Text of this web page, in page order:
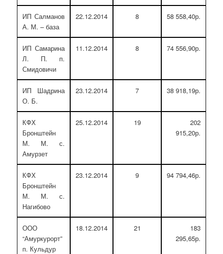
ИП Салманов
А. М. – база
22.12.2014 8 58 558,40р.
ИП Самарина
Л. П. п.
Смидовичи
11.12.2014 8 74 556,90р.
ИП Шадрина
О. Б.
23.12.2014 7 38 918,19р.
КФХ
Бронштейн
М. М. с.
Амурзет
25.12.2014 19
202
915,20р.
КФХ
Бронштейн
М. М. с.
Нагибово
23.12.2014 9 94 794,46р.
ООО
“Амуркурорт”
п. Кульдур
18.12.2014 21
183
295,65р.